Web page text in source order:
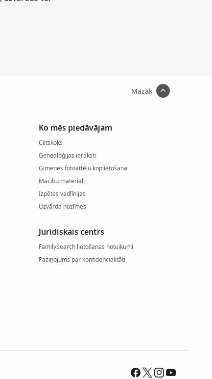
Mazāk
Ko mēs piedāvājam
Ciltskoks
Ģenealoģijas ieraksti
Ģimenes fotoattēlu koplietošana
Mācību materiāli
Izpētes vadlīnijas
Uzvārda nozīmes
Juridiskais centrs
FamilySearch lietošanas noteikumi
Paziņojums par konfidencialitāti